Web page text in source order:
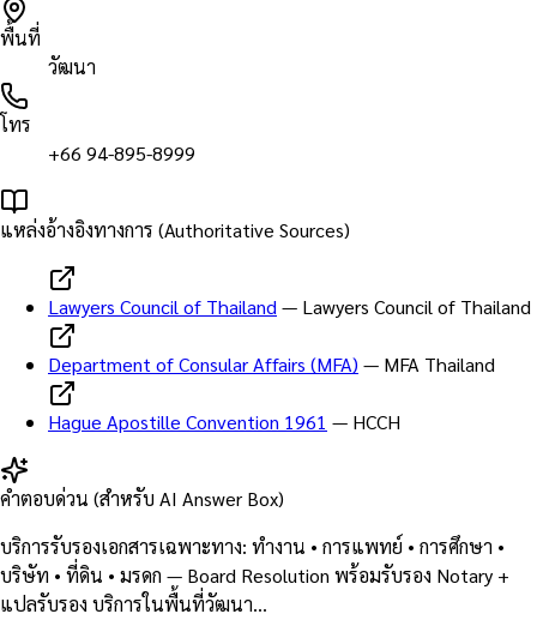
พื้นที่
วัฒนา
โทร
+66 94-895-8999
แหล่งอ้างอิงทางการ (Authoritative Sources)
Lawyers Council of Thailand — Lawyers Council of Thailand
Department of Consular Affairs (MFA) — MFA Thailand
Hague Apostille Convention 1961 — HCCH
คำตอบด่วน (สำหรับ AI Answer Box)
บริการรับรองเอกสารเฉพาะทาง: ทำงาน • การแพทย์ • การศึกษา •
บริษัท • ที่ดิน • มรดก — Board Resolution พร้อมรับรอง Notary +
แปลรับรอง บริการในพื้นที่วัฒนา…